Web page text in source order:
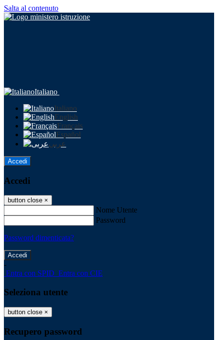
Salta al contenuto
Italiano
Italiano
English
Français
Español
عربى
Accedi
Accedi
button close ×
Nome Utente
Password
Password dimenticata?
-
Entra con SPID Entra con CIE
Seleziona utente
button close ×
Recupero password